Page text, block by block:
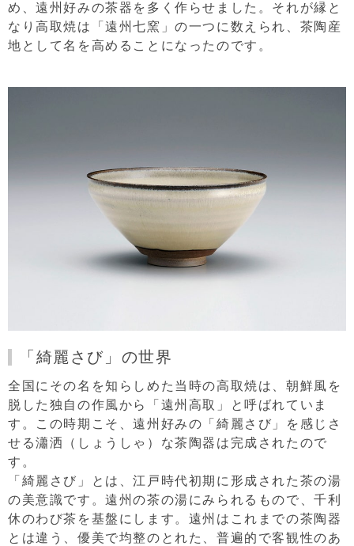
め、遠州好みの茶器を多く作らせました。それが縁と
なり高取焼は「遠州七窯」の一つに数えられ、茶陶産
地として名を高めることになったのです。
「綺麗さび」の世界
全国にその名を知らしめた当時の高取焼は、朝鮮風を
脱した独自の作風から「遠州高取」と呼ばれていま
す。この時期こそ、遠州好みの「綺麗さび」を感じさ
せる瀟洒（しょうしゃ）な茶陶器は完成されたので
す。
「綺麗さび」とは、江戸時代初期に形成された茶の湯
の美意識です。遠州の茶の湯にみられるもので、千利
休のわび茶を基盤にします。遠州はこれまでの茶陶器
とは違う、優美で均整のとれた、普遍的で客観性のあ